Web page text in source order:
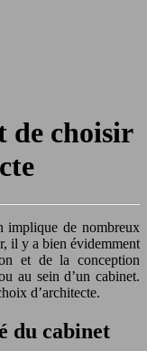
de choisir
implique de nombreux
il y a bien évidemment
et de la conception
au sein d’un cabinet.
d’architecte.
du cabinet